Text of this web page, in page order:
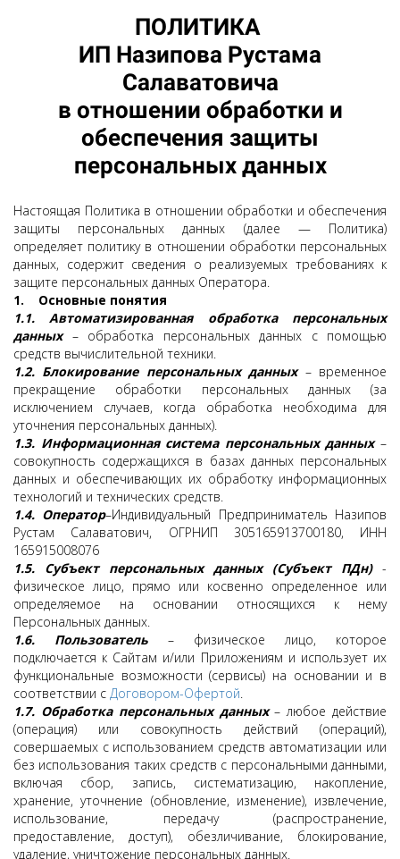
ПОЛИТИКА
ИП Назипова Рустама
Салаватовича
в отношении обработки и
обеспечения защиты
персональных данных
Настоящая Политика в отношении обработки и обеспечения
защиты персональных данных (далее — Политика)
определяет политику в отношении обработки персональных
данных, содержит сведения о реализуемых требованиях к
защите персональных данных Оператора.
1. Основные понятия
1.1. Автоматизированная обработка персональных
данных– обработка персональных данных с помощью
средств вычислительной техники.
1.2. Блокирование персональных данных– временное
прекращение обработки персональных данных (за
исключением случаев, когда обработка необходима для
уточнения персональных данных).
1.3. Информационная система персональных данных–
совокупность содержащихся в базах данных персональных
данных и обеспечивающих их обработку информационных
технологий и технических средств.
1.4. Оператор–Индивидуальный Предприниматель Назипов
Рустам Салаватович, ОГРНИП 305165913700180, ИНН
165915008076
1.5. Субъект персональных данных (Субъект ПДн)-
физическое лицо, прямо или косвенно определенное или
определяемое на основании относящихся к нему
Персональных данных.
1.6. Пользователь – физическое лицо, которое
подключается к Сайтам и/или Приложениям и использует их
функциональные возможности (сервисы) на основании и в
соответствии с Договором-Офертой.
1.7. Обработка персональных данных– любое действие
(операция) или совокупность действий (операций),
совершаемых с использованием средств автоматизации или
без использования таких средств с персональными данными,
включая сбор, запись, систематизацию, накопление,
хранение, уточнение (обновление, изменение), извлечение,
использование, передачу (распространение,
предоставление, доступ), обезличивание, блокирование,
удаление, уничтожение персональных данных.